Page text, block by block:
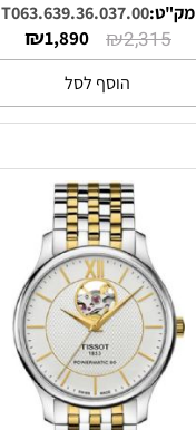
מק"ט:T063.639.36.037.00
₪2,315
₪1,890
הוסף לסל